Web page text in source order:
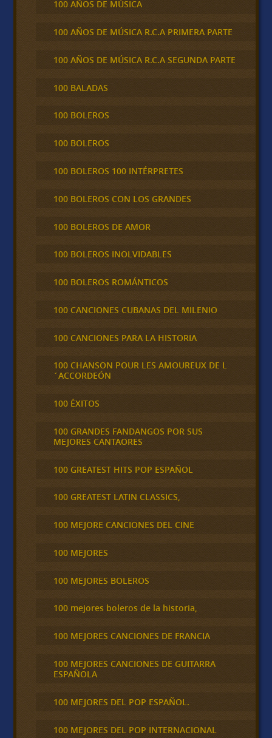
100 AÑOS DE MÚSICA
100 AÑOS DE MÚSICA R.C.A PRIMERA PARTE
100 AÑOS DE MÚSICA R.C.A SEGUNDA PARTE
100 BALADAS
100 BOLEROS
100 BOLEROS
100 BOLEROS 100 INTÉRPRETES
100 BOLEROS CON LOS GRANDES
100 BOLEROS DE AMOR
100 BOLEROS INOLVIDABLES
100 BOLEROS ROMÁNTICOS
100 CANCIONES CUBANAS DEL MILENIO
100 CANCIONES PARA LA HISTORIA
100 CHANSON POUR LES AMOUREUX DE L
´ACCORDEÓN
100 ÉXITOS
100 GRANDES FANDANGOS POR SUS
MEJORES CANTAORES
100 GREATEST HITS POP ESPAÑOL
100 GREATEST LATIN CLASSICS,
100 MEJORE CANCIONES DEL CINE
100 MEJORES
100 MEJORES BOLEROS
100 mejores boleros de la historia,
100 MEJORES CANCIONES DE FRANCIA
100 MEJORES CANCIONES DE GUITARRA
ESPAÑOLA
100 MEJORES DEL POP ESPAÑOL.
100 MEJORES DEL POP INTERNACIONAL